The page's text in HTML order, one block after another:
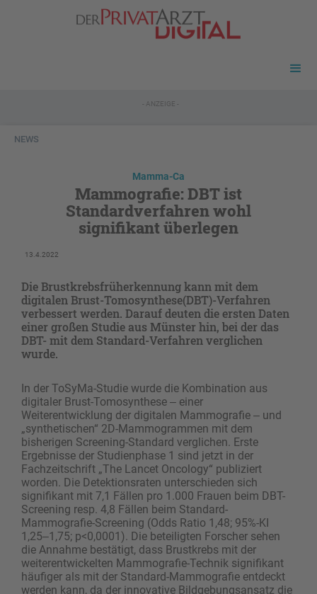
- ANZEIGE -
NEWS
Mamma-Ca
Mammografie: DBT ist
Standardverfahren wohl
signifikant überlegen
13.4.2022
Die Brustkrebsfrüherkennung kann mit dem
digitalen Brust-Tomosynthese(DBT)-Verfahren
verbessert werden. Darauf deuten die ersten Daten
einer großen Studie aus Münster hin, bei der das
DBT- mit dem Standard-Verfahren verglichen
wurde.
In der ToSyMa-Studie wurde die Kombination aus
digitaler Brust-Tomosynthese ‒ einer
Weiterentwicklung der digitalen Mammografie ‒ und
„synthetischen“ 2D-Mammogrammen mit dem
bisherigen Screening-Standard verglichen. Erste
Ergebnisse der Studienphase 1 sind jetzt in der
Fachzeitschrift „The Lancet Oncology“ publiziert
worden. Die Detektionsraten unterschieden sich
signifikant mit 7,1 Fällen pro 1.000 Frauen beim DBT-
Screening resp. 4,8 Fällen beim Standard-
Mammografie-Screening (Odds Ratio 1,48; 95%-KI
1,25‒1,75; p<0,0001). Die beteiligten Forscher sehen
die Annahme bestätigt, dass Brustkrebs mit der
weiterentwickelten Mammografie-Technik signifikant
häufiger als mit der Standard-Mammografie entdeckt
werden kann, da der innovative Bildgebungsansatz die